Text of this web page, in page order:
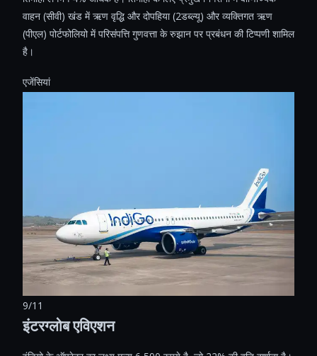
वाहन (सीवी) खंड में ऋण वृद्धि और दोपहिया (2डब्ल्यू) और व्यक्तिगत ऋण
(पीएल) पोर्टफोलियो में परिसंपत्ति गुणवत्ता के रुझान पर प्रबंधन की टिप्पणी शामिल
है।
एजेंसियां ​​
9/11
इंटरग्लोब एविएशन